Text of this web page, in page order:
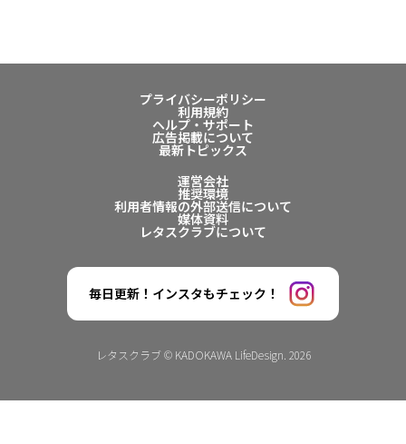
プライバシーポリシー
利用規約
ヘルプ・サポート
広告掲載について
最新トピックス
運営会社
推奨環境
利用者情報の外部送信について
媒体資料
レタスクラブについて
毎日更新！インスタもチェック！
レタスクラブ © KADOKAWA LifeDesign. 2026